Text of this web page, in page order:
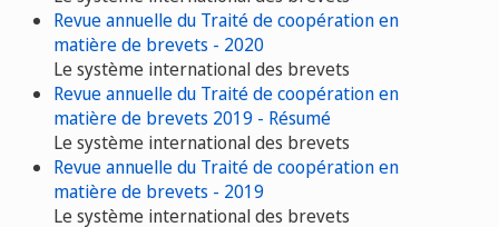
Revue annuelle du Traité de coopération en
matière de brevets - 2020
Le système international des brevets
Revue annuelle du Traité de coopération en
matière de brevets 2019 - Résumé
Le système international des brevets
Revue annuelle du Traité de coopération en
matière de brevets - 2019
Le système international des brevets